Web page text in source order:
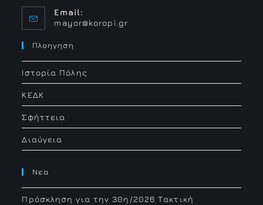
Email:
mayor@koropi.gr
Πλοηγηση
Ιστορία Πόλης
ΚΕΔΚ
Σφήττεια
Διαύγεια
Νεα
Πρόσκληση για την 30η/2026 Τακτική